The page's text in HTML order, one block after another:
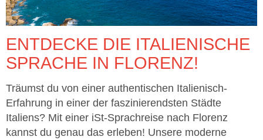
ENTDECKE DIE ITALIENISCHE
SPRACHE IN FLORENZ!
Träumst du von einer authentischen Italienisch-
Erfahrung in einer der faszinierendsten Städte
Italiens? Mit einer iSt-Sprachreise nach Florenz
kannst du genau das erleben! Unsere moderne